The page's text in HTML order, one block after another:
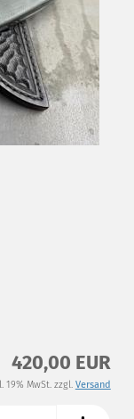
420,00 EUR
19% MwSt. zzgl. Versand